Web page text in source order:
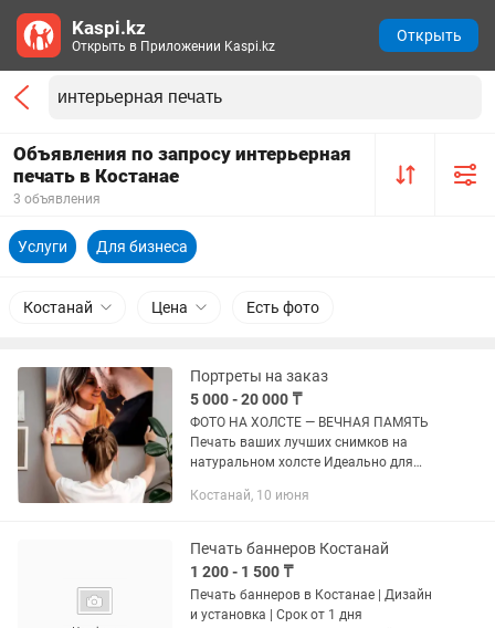
Объявления по запросу интерьерная
печать в Костанае
3 объявления
Услуги Для бизнеса
Костанай Цена Есть фото
Портреты на заказ
5 000 - 20 000 ₸
ФОТО НА ХОЛСТЕ — ВЕЧНАЯ ПАМЯТЬ
Печать ваших лучших снимков на
натуральном холсте Идеально для
воспоминаний Форматы от маленьких
Костанай, 10 июня
Печать баннеров Костанай
1 200 - 1 500 ₸
Печать баннеров в Костанае | Дизайн
и установка | Срок от 1 дня
Kaspi.kz
Открыть в Приложении Kaspi.kz
Открыть